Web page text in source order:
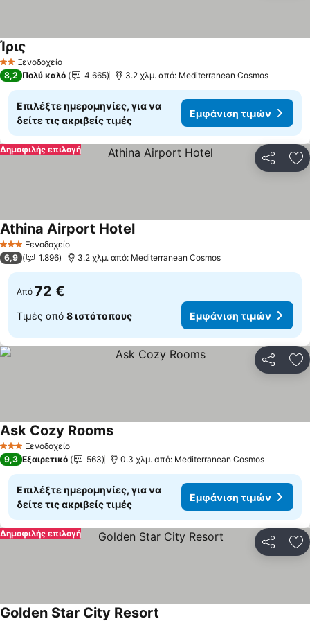
2 ΑστέριαΞενοδοχείο
Ίρις
8,2 Πολύ καλό 4.665 3.2 χλμ. από: Mediterranean Cosmos
Επιλέξτε ημερομηνίες, για να
δείτε τις ακριβείς τιμές
Εμφάνιση τιμών
Δημοφιλής επιλογή
3 ΑστέριαΞενοδοχείο
Athina Airport Hotel
6,9 1.896 3.2 χλμ. από: Mediterranean Cosmos
Από 72 €
Τιμές από 8 ιστότοπους Εμφάνιση τιμών
3 ΑστέριαΞενοδοχείο
Ask Cozy Rooms
9,3 Εξαιρετικό 563 0.3 χλμ. από: Mediterranean Cosmos
Επιλέξτε ημερομηνίες, για να
δείτε τις ακριβείς τιμές
Εμφάνιση τιμών
Δημοφιλής επιλογή
Golden Star City Resort